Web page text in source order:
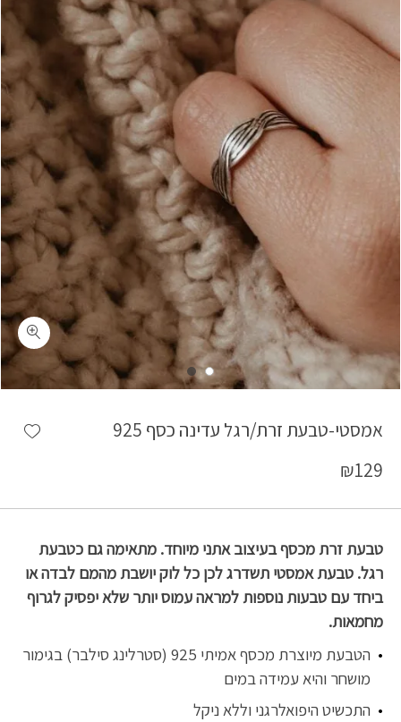
אמסטי-טבעת זרת/רגל עדינה כסף 925
₪129
טבעת זרת מכסף בעיצוב אתני מיוחד. מתאימה גם כטבעת
רגל. טבעת אמסטי תשדרג לכן כל לוק יושבת מהמם לבדה או
ביחד עם טבעות נוספות למראה עמוס יותר שלא יפסיק לגרוף
מחמאות.
הטבעת מיוצרת מכסף אמיתי 925 (סטרלינג סילבר) בגימור
מושחר והיא עמידה במים
התכשיט היפואלרגני וללא ניקל